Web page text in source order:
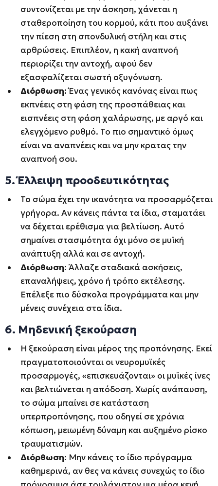
συντονίζεται με την άσκηση, χάνεται η
σταθεροποίηση του κορμού, κάτι που αυξάνει
την πίεση στη σπονδυλική στήλη και στις
αρθρώσεις. Επιπλέον, η κακή αναπνοή
περιορίζει την αντοχή, αφού δεν
εξασφαλίζεται σωστή οξυγόνωση.
Διόρθωση:Ένας γενικός κανόνας είναι πως
εκπνέεις στη φάση της προσπάθειας και
εισπνέεις στη φάση χαλάρωσης, με αργό και
ελεγχόμενο ρυθμό. Το πιο σημαντικό όμως
είναι να αναπνέεις και να μην κρατας την
αναπνοή σου.
5. Έλλειψη προοδευτικότητας
Το σώμα έχει την ικανότητα να προσαρμόζεται
γρήγορα. Αν κάνεις πάντα τα ίδια, σταματάει
να δέχεται ερέθισμα για βελτίωση. Αυτό
σημαίνει στασιμότητα όχι μόνο σε μυϊκή
ανάπτυξη αλλά και σε αντοχή.
Διόρθωση:Άλλαζε σταδιακά ασκήσεις,
επαναλήψεις, χρόνο ή τρόπο εκτέλεσης.
Επέλεξε πιο δύσκολα προγράμματα και μην
μένεις συνέχεια στα ίδια.
6. Μηδενική ξεκούραση
Η ξεκούραση είναι μέρος της προπόνησης. Εκεί
πραγματοποιούνται οι νευρομυϊκές
προσαρμογές, «επισκευάζονται» οι μυϊκές ίνες
και βελτιώνεται η απόδοση. Χωρίς ανάπαυση,
το σώμα μπαίνει σε κατάσταση
υπερπροπόνησης, που οδηγεί σε χρόνια
κόπωση, μειωμένη δύναμη και αυξημένο ρίσκο
τραυματισμών.
Διόρθωση: Μην κάνεις το ίδιο πρόγραμμα
καθημερινά, αν θες να κάνεις συνεχώς το ίδιο